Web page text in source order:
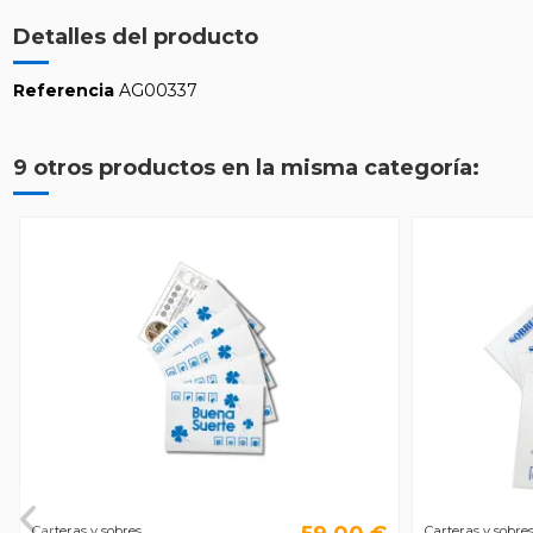
Detalles del producto
Referencia AG00337
9 otros productos en la misma categoría: